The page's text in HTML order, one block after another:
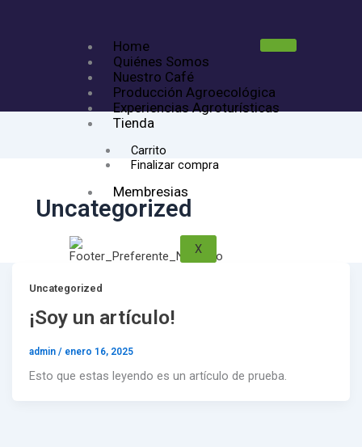
Home
Quiénes Somos
Nuestro Café
Producción Agroecológica
Experiencias Agroturísticas
Tienda
Carrito
Finalizar compra
Membresias
X
Uncategorized
Uncategorized
¡Soy un artículo!
admin/ enero 16, 2025
Esto que estas leyendo es un artículo de prueba.